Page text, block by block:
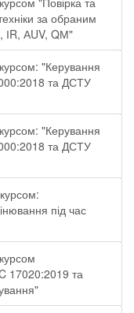
за обраним
ІR, АUV, QМ"
"Керування
та ДСТУ
"Керування
та ДСТУ
під час
17020:2019 та